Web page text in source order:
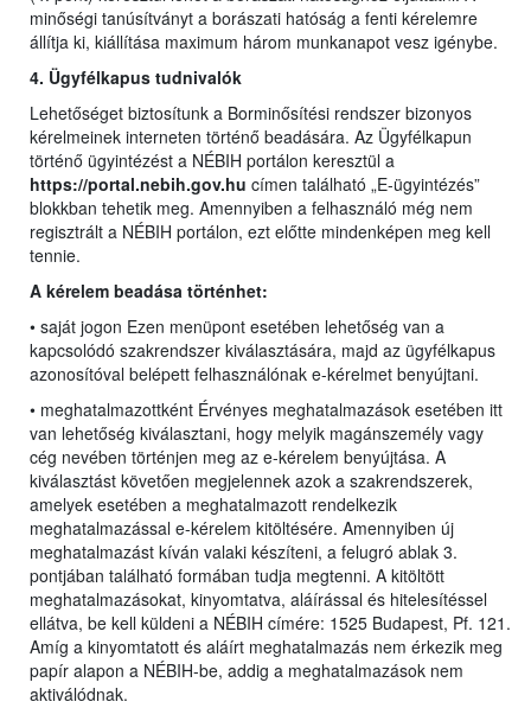
minőségi tanúsítványt a borászati hatóság a fenti kérelemre
állítja ki, kiállítása maximum három munkanapot vesz igénybe.
4. Ügyfélkapus tudnivalók
Lehetőséget biztosítunk a Borminősítési rendszer bizonyos
kérelmeinek interneten történő beadására. Az Ügyfélkapun
történő ügyintézést a NÉBIH portálon keresztül a
https://portal.nebih.gov.hu címen található „E-ügyintézés”
blokkban tehetik meg. Amennyiben a felhasználó még nem
regisztrált a NÉBIH portálon, ezt előtte mindenképen meg kell
tennie.
A kérelem beadása történhet:
• saját jogon Ezen menüpont esetében lehetőség van a
kapcsolódó szakrendszer kiválasztására, majd az ügyfélkapus
azonosítóval belépett felhasználónak e-kérelmet benyújtani.
• meghatalmazottként Érvényes meghatalmazások esetében itt
van lehetőség kiválasztani, hogy melyik magánszemély vagy
cég nevében történjen meg az e-kérelem benyújtása. A
kiválasztást követően megjelennek azok a szakrendszerek,
amelyek esetében a meghatalmazott rendelkezik
meghatalmazással e-kérelem kitöltésére. Amennyiben új
meghatalmazást kíván valaki készíteni, a felugró ablak 3.
pontjában található formában tudja megtenni. A kitöltött
meghatalmazásokat, kinyomtatva, aláírással és hitelesítéssel
ellátva, be kell küldeni a NÉBIH címére: 1525 Budapest, Pf. 121.
Amíg a kinyomtatott és aláírt meghatalmazás nem érkezik meg
papír alapon a NÉBIH-be, addig a meghatalmazások nem
aktiválódnak.